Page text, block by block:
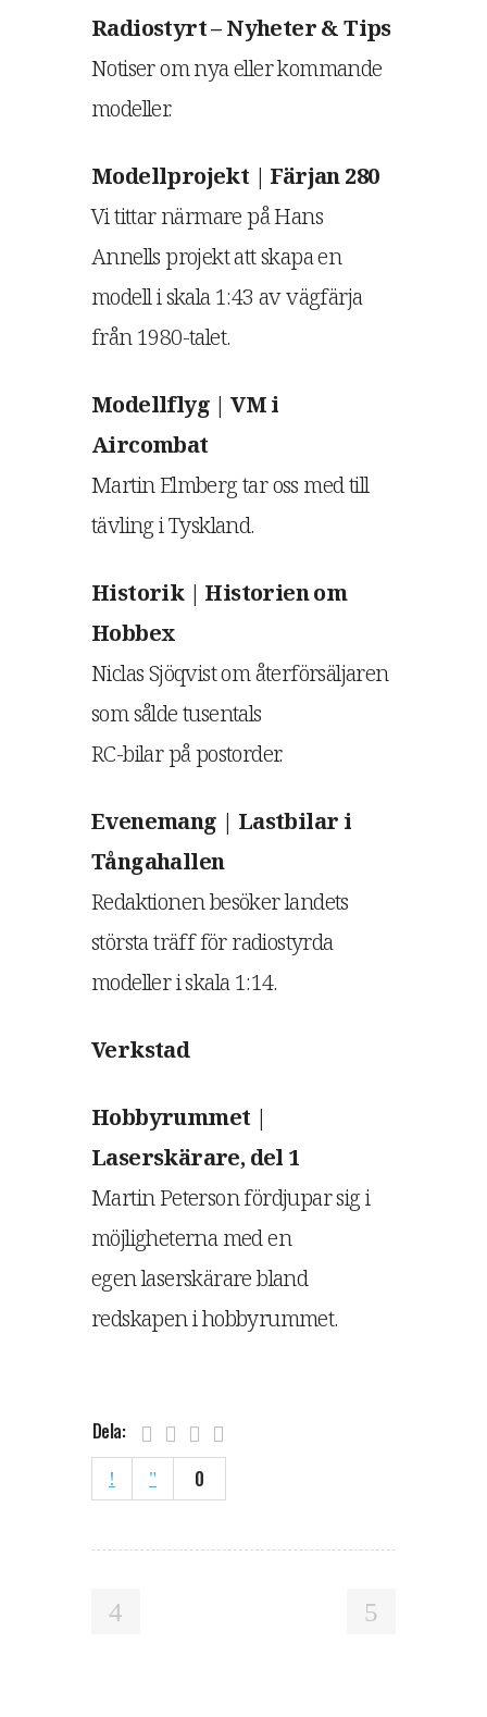
Radiostyrt – Nyheter & Tips
Notiser om nya eller kommande
modeller.
Modellprojekt | Färjan 280
Vi tittar närmare på Hans
Annells projekt att skapa en
modell i skala 1:43 av vägfärja
från 1980-talet.
Modellflyg | VM i
Aircombat
Martin Elmberg tar oss med till
tävling i Tyskland.
Historik | Historien om
Hobbex
Niclas Sjöqvist om återförsäljaren
som sålde tusentals
RC-bilar på postorder.
Evenemang | Lastbilar i
Tångahallen
Redaktionen besöker landets
största träff för radiostyrda
modeller i skala 1:14.
Verkstad
Hobbyrummet |
Laserskärare, del 1
Martin Peterson fördjupar sig i
möjligheterna med en
egen laserskärare bland
redskapen i hobbyrummet.
Dela:
0